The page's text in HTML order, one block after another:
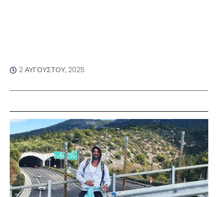
2 ΑΥΓΟΎΣΤΟΥ, 2025